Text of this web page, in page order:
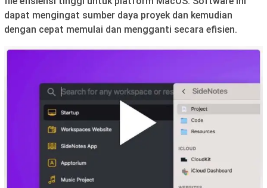
dapat mengingat sumber daya proyek dan kemudian
dengan cepat memulai dan mengganti secara efisien.